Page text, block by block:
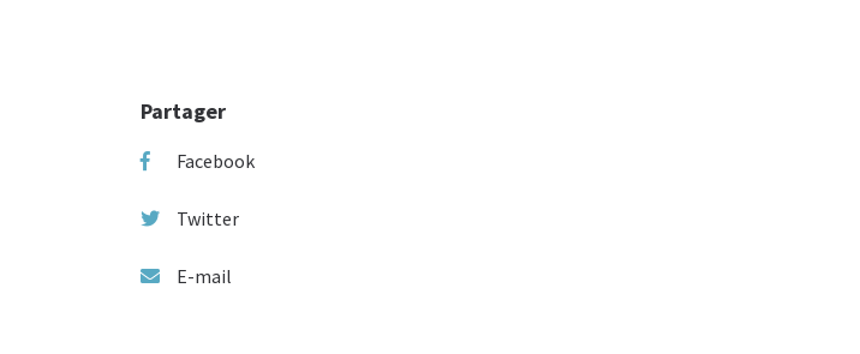
Partager
Facebook
Twitter
E-mail